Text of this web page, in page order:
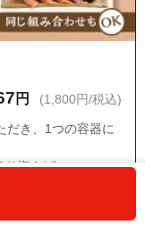
円 (1,800円/税込)
き、1つの容器に
り塩さば
う1種類のお寿司